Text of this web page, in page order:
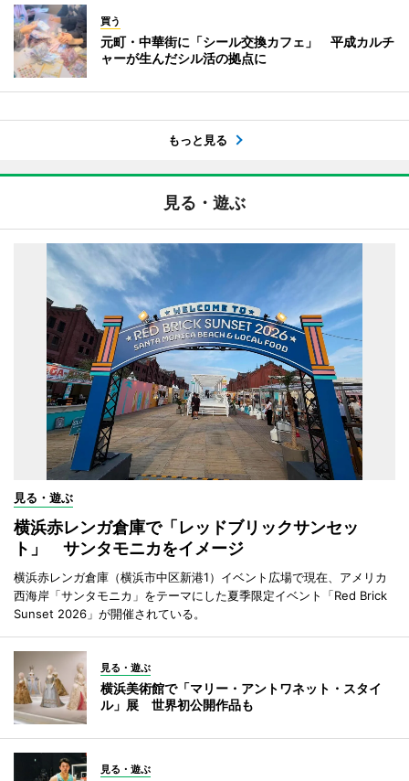
買う
元町・中華街に「シール交換カフェ」 平成カルチ
ャーが生んだシル活の拠点に
もっと見る
見る・遊ぶ
見る・遊ぶ
横浜赤レンガ倉庫で「レッドブリックサンセッ
ト」 サンタモニカをイメージ
横浜赤レンガ倉庫（横浜市中区新港1）イベント広場で現在、アメリカ
西海岸「サンタモニカ」をテーマにした夏季限定イベント「Red Brick
Sunset 2026」が開催されている。
見る・遊ぶ
横浜美術館で「マリー・アントワネット・スタイ
ル」展 世界初公開作品も
見る・遊ぶ